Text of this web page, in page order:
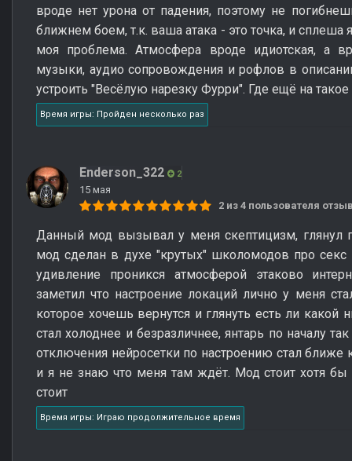
вроде нет урона от падения, поэтому не
ближнем боем, т.к. ваша атака - это точка, и
моя проблема. Атмосфера вроде идиотская, а
музыки, аудио сопровождения и рофлов в
устроить "Весёлую нарезку Фурри". Где ещё на
Время игры: Пройден несколько раз
Enderson_322 2
15 мая
2 из 4 пользователя
Данный мод вызывал у меня скептицизм, глянул
мод сделан в духе "крутых" школомодов про
удивление проникся атмосферой этаково
заметил что настроение локаций лично у меня
которое хочешь вернутся и глянуть есть ли
стал холоднее и безразличнее, янтарь по началу
отключения нейросетки по настроению стал
и я не знаю что меня там ждёт. Мод стоит хотя бы
стоит
Время игры: Играю продолжительное время